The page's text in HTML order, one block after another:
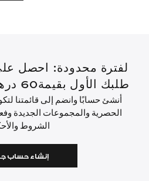
طلبك الأول بقيمة60 درهم إماراتي أو أكثر.
أنشئ حسابًا وانضم إلى قائمتنا
الحصرية والمجموعات الجديدة
الشروط
إنشاء حساب